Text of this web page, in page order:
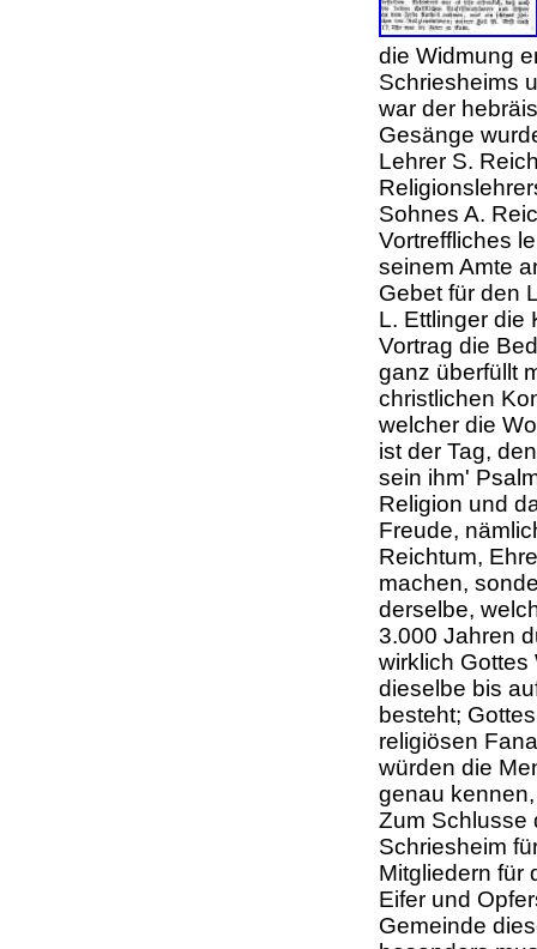
die Widmung
Schriesheims
war der
Gesänge
Lehrer S.
Sohnes A.
Vortreffliches
seinem Amte
Gebet für den
L. Ettlinger die
Vortrag die
ganz überfüllt
christlichen
welcher die
ist der Tag,
sein ihm'
Religion und
Freude,
Reichtum,
machen,
derselbe,
3.000 Jahren
wirklich Gottes
dieselbe bis
besteht;
religiösen
würden die
genau
Zum Schlusse
Schriesheim
Mitgliedern für
Eifer und
Gemeinde